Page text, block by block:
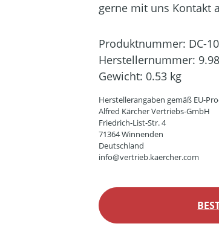
gerne mit uns Kontakt
Produktnummer: DC-
Herstellernummer:
Gewicht: 0.53 kg
Herstellerangaben gemäß EU-
Alfred Kärcher Vertriebs-GmbH
Friedrich-List-Str. 4
71364 Winnenden
Deutschland
info@vertrieb.kaercher.com